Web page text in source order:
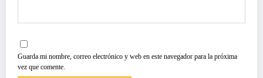
Guarda mi nombre, correo electrónico y web en este navegador para la próxima
vez que comente.